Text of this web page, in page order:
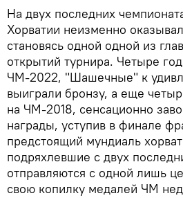
На двух последних
Хорватии неизменно
становясь одной одной из
открытий турнира. Четыре
ЧМ-2022, "Шашечные" к
выиграли бронзу, а еще
на ЧМ-2018, сенсационно
награды, уступив в финале
предстоящий мундиаль
подряхлевшие с двух
отправляются с одной лишь
свою копилку медалей ЧМ